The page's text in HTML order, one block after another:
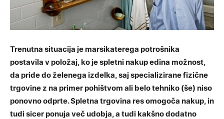
Trenutna situacija je marsikaterega potrošnika
postavila v položaj, ko je spletni nakup edina možnost,
da pride do želenega izdelka, saj specializirane fizične
trgovine z na primer pohištvom ali belo tehniko (še) niso
ponovno odprte. Spletna trgovina res omogoča nakup, in
tudi sicer ponuja več udobja, a tudi kakšno dodatno